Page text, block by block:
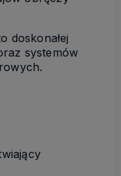
doskonałej
systemów